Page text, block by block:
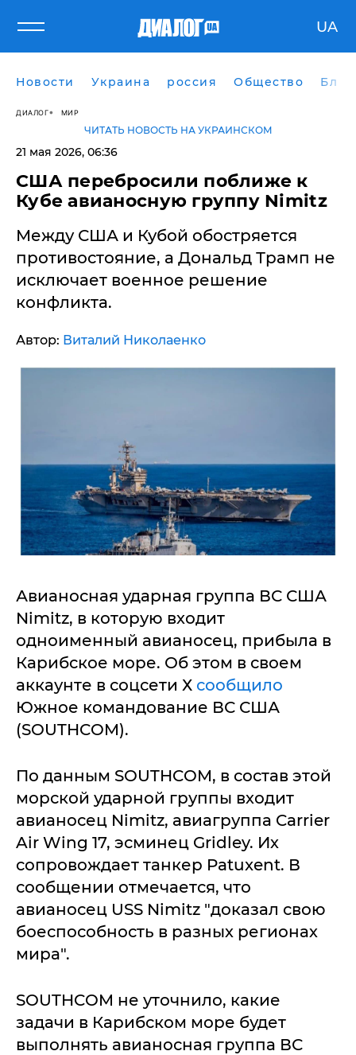
UA
Новости Украина россия Общество
ДИАЛОГ МИР
ЧИТАТЬ НОВОСТЬ НА УКРАИНСКОМ
21 мая 2026, 06:36
США перебросили поближе к
Кубе авианосную группу Nimitz
Между США и Кубой обостряется
противостояние, а Дональд Трамп не
исключает военное решение
конфликта.
Автор: Виталий Николаенко
Авианосная ударная группа ВС США
Nimitz, в которую входит
одноименный авианосец, прибыла в
Карибское море. Об этом в своем
аккаунте в соцсети Х сообщило
Южное командование ВС США
(SOUTHCOM).
По данным SOUTHCOM, в состав этой
морской ударной группы входит
авианосец Nimitz, авиагруппа Carrier
Air Wing 17, эсминец Gridley. Их
сопровождает танкер Patuxent. В
сообщении отмечается, что
авианосец USS Nimitz "доказал свою
боеспособность в разных регионах
мира".
SOUTHCOM не уточнило, какие
задачи в Карибском море будет
выполнять авианосная группа ВС